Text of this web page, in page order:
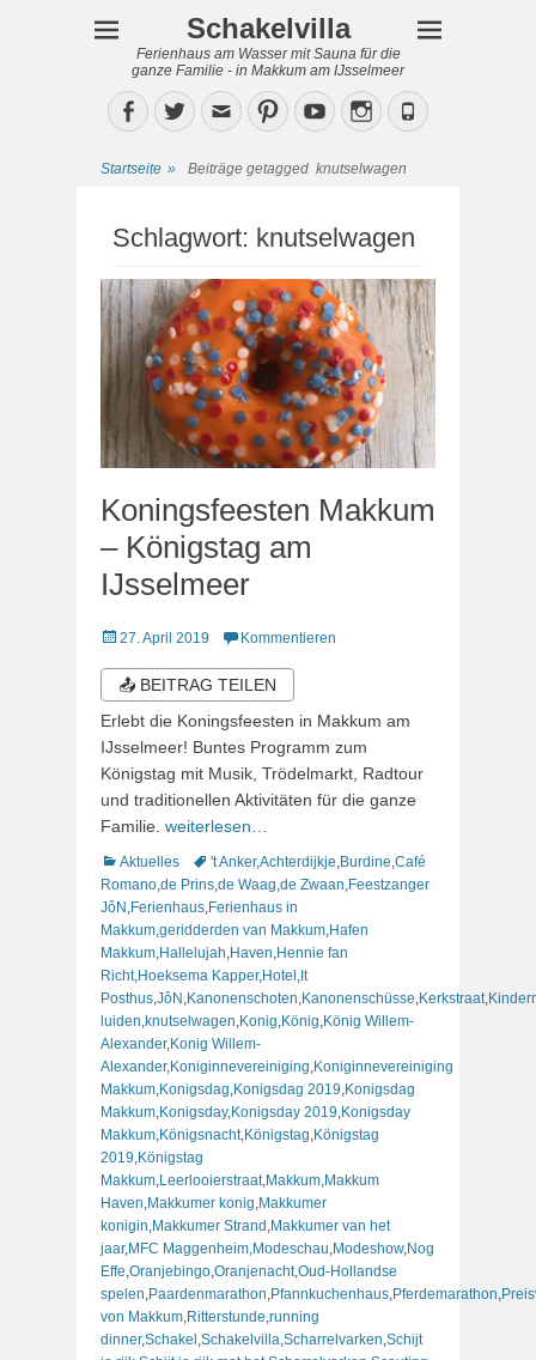
Schakelvilla
Ferienhaus am Wasser mit Sauna für die
ganze Familie - in Makkum am IJsselmeer
Facebook
TwitterEmailPinterestYouTubeInstagram
Phone
Startseite » Beiträge getagged knutselwagen
Schlagwort: knutselwagen
Koningsfeesten Makkum
– Königstag am
IJsselmeer
Veröffentlicht
27. April 2019 Kommentieren
📤 BEITRAG TEILEN
Erlebt die Koningsfeesten in Makkum am
IJsselmeer! Buntes Programm zum
Königstag mit Musik, Trödelmarkt, Radtour
und traditionellen Aktivitäten für die ganze
Familie. weiterlesen…
Kategorien
Aktuelles Schlagworte
't Anker,Achterdijkje Burdine Café
Romano de Prins de Waag de Zwaan Feestzanger
JôN Ferienhaus Ferienhaus in
Makkum geridderden van Makkum Hafen
Makkum Hallelujah Haven Hennie fan
Richt, Hoeksema Kapper, Hotel It
Posthus JôN Kanonenschoten Kanonenschüsse Kerkstraat
luiden knutselwagen Konig König König Willem-
Alexander, Konig Willem-
Alexander, Koniginnevereiniging Koniginnevereiniging
Makkum Konigsdag Konigsdag 2019 Konigsdag
Makkum Konigsday, Konigsday 2019 Konigsday
Makkum Königsnacht, Königstag Königstag
2019 Königstag
Makkum Leerlooierstraat, Makkum Makkum
Haven Makkumer konig Makkumer
konigin Makkumer Strand Makkumer van het
jaar, MFC Maggenheim Modeschau Modeshow, Nog
Effe Oranjebingo Oranjenacht,Oud-Hollandse
spelen Paardenmarathon Pfannkuchenhaus Pferdemarathon
von Makkum Ritterstunde running
dinner,Schakel Schakelvilla Scharrelvarken Schijt